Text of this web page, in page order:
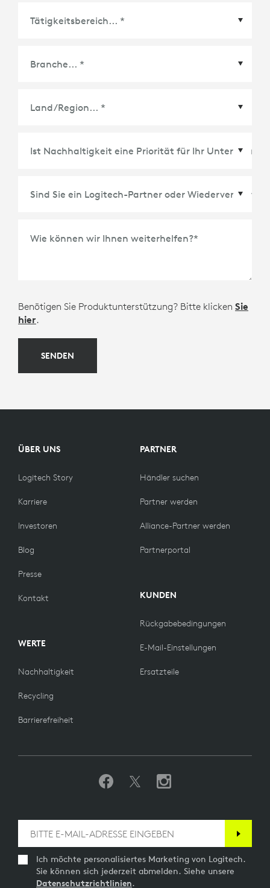
Wie können wir Ihnen weiterhelfen?*
Benötigen Sie Produktunterstützung? Bitte klicken Sie
hier.
SENDEN
ÜBER UNS
Logitech Story
Karriere
Investoren
Blog
Presse
Kontakt
WERTE
Nachhaltigkeit
Recycling
Barrierefreiheit
PARTNER
Händler suchen
Partner werden
Alliance-Partner werden
Partnerportal
KUNDEN
Rückgabebedingungen
E-Mail-Einstellungen
Ersatzteile
Ich möchte personalisiertes Marketing von Logitech.
Sie können sich jederzeit abmelden. Siehe unsere
Datenschutzrichtlinien.